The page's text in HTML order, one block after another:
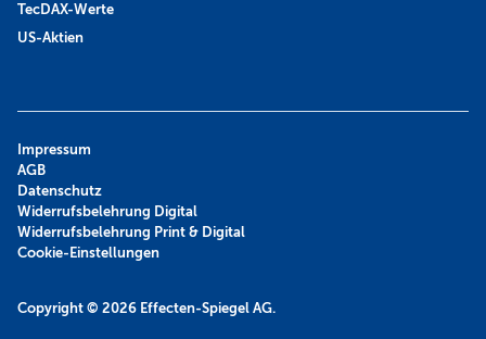
TecDAX-Werte
US-Aktien
Copyright © 2026 Effecten-Spiegel AG.
Impressum
AGB
Datenschutz
Widerrufsbelehrung Digital
Widerrufsbelehrung Print & Digital
Cookie-Einstellungen